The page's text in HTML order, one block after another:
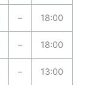
– 18:00
– 18:00
– 13:00